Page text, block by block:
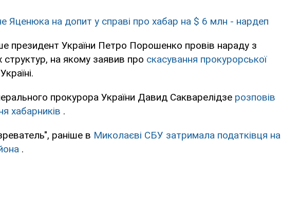
Яценюка на допит у справі про хабар на $ 6 млн - нардеп
президент України Петро Порошенко провів нараду з
структур, на якому заявив про скасування прокурорської
прокурора України Давид Сакварелідзе розповів
хабарників .
раніше в Миколаєві СБУ затримала податківця на
.